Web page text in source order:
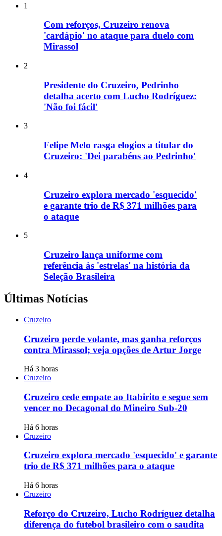
1
Com reforços, Cruzeiro renova
'cardápio' no ataque para duelo com
Mirassol
2
Presidente do Cruzeiro, Pedrinho
detalha acerto com Lucho Rodríguez:
'Não foi fácil'
3
Felipe Melo rasga elogios a titular do
Cruzeiro: 'Dei parabéns ao Pedrinho'
4
Cruzeiro explora mercado 'esquecido'
e garante trio de R$ 371 milhões para
o ataque
5
Cruzeiro lança uniforme com
referência às 'estrelas' na história da
Seleção Brasileira
Últimas Notícias
Cruzeiro
Cruzeiro perde volante, mas ganha reforços
contra Mirassol; veja opções de Artur Jorge
Há 3 horas
Cruzeiro
Cruzeiro cede empate ao Itabirito e segue sem
vencer no Decagonal do Mineiro Sub-20
Há 6 horas
Cruzeiro
Cruzeiro explora mercado 'esquecido' e garante
trio de R$ 371 milhões para o ataque
Há 6 horas
Cruzeiro
Reforço do Cruzeiro, Lucho Rodríguez detalha
diferença do futebol brasileiro com o saudita